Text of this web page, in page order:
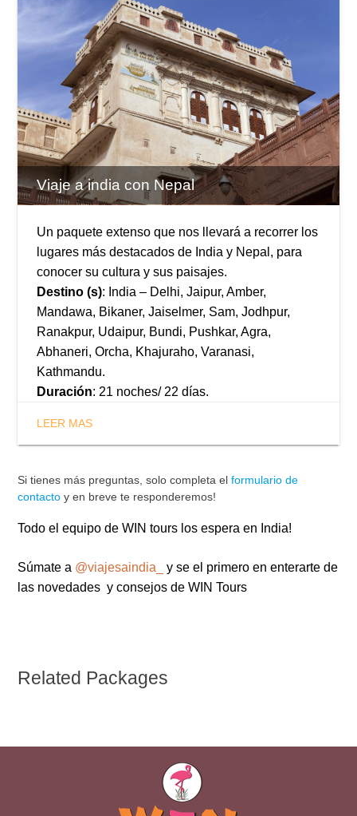
Viaje a india con Nepal
Un paquete extenso que nos llevará a recorrer los
lugares más destacados de India y Nepal, para
conocer su cultura y sus paisajes.
Destino (s): India – Delhi, Jaipur, Amber,
Mandawa, Bikaner, Jaiselmer, Sam, Jodhpur,
Ranakpur, Udaipur, Bundi, Pushkar, Agra,
Abhaneri, Orcha, Khajuraho, Varanasi,
Kathmandu.
Duración: 21 noches/ 22 días.
LEER MAS
Si tienes más preguntas, solo completa elformulario de
contacto y en breve te responderemos!
Todo el equipo de WIN tours los espera en India!
Súmate a @viajesaindia_
y se el primero en enterarte de
las novedades y consejos de WIN Tours
Related Packages